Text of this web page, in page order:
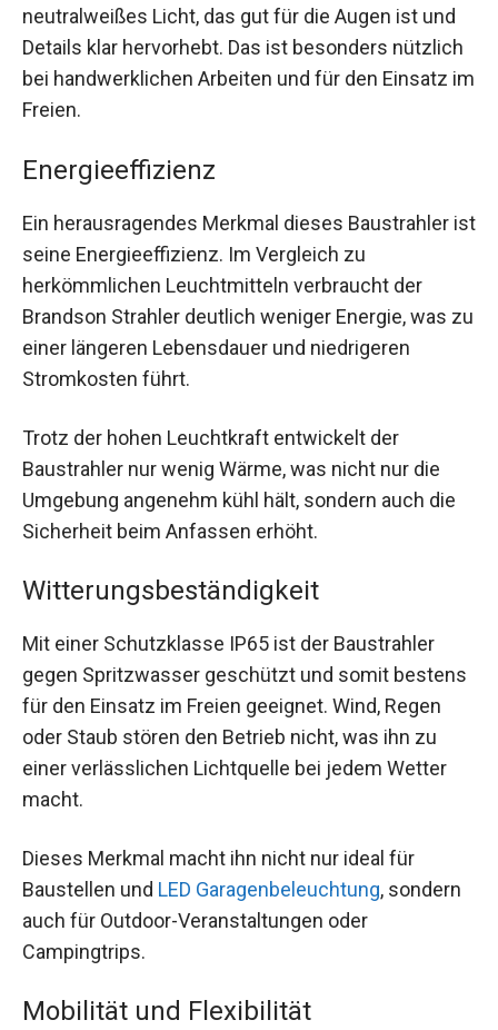
neutralweißes Licht, das gut für die Augen ist und
Details klar hervorhebt. Das ist besonders nützlich
bei handwerklichen Arbeiten und für den Einsatz im
Freien.
Energieeffizienz
Ein herausragendes Merkmal dieses Baustrahler ist
seine Energieeffizienz. Im Vergleich zu
herkömmlichen Leuchtmitteln verbraucht der
Brandson Strahler deutlich weniger Energie, was zu
einer längeren Lebensdauer und niedrigeren
Stromkosten führt.
Trotz der hohen Leuchtkraft entwickelt der
Baustrahler nur wenig Wärme, was nicht nur die
Umgebung angenehm kühl hält, sondern auch die
Sicherheit beim Anfassen erhöht.
Witterungsbeständigkeit
Mit einer Schutzklasse IP65 ist der Baustrahler
gegen Spritzwasser geschützt und somit bestens
für den Einsatz im Freien geeignet. Wind, Regen
oder Staub stören den Betrieb nicht, was ihn zu
einer verlässlichen Lichtquelle bei jedem Wetter
macht.
Dieses Merkmal macht ihn nicht nur ideal für
Baustellen und LED Garagenbeleuchtung, sondern
auch für Outdoor-Veranstaltungen oder
Campingtrips.
Mobilität und Flexibilität